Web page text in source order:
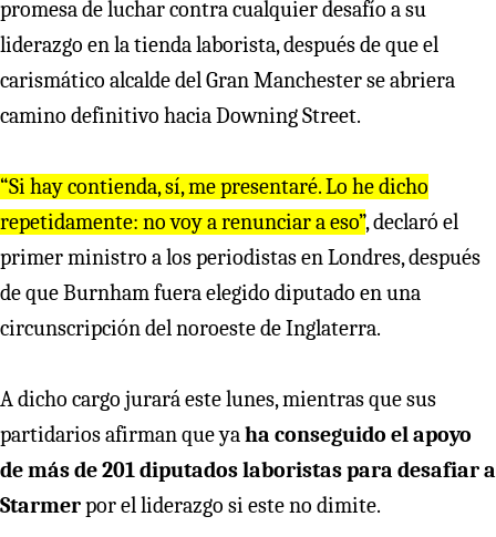
promesa de luchar contra cualquier desafío a su
liderazgo en la tienda laborista, después de que el
carismático alcalde del Gran Manchester se abriera
camino definitivo hacia Downing Street.
“Si hay contienda, sí, me presentaré. Lo he dicho
repetidamente: no voy a renunciar a eso”, declaró el
primer ministro a los periodistas en Londres, después
de que Burnham fuera elegido diputado en una
circunscripción del noroeste de Inglaterra.
A dicho cargo jurará este lunes, mientras que sus
partidarios afirman que ya ha conseguido el apoyo
de más de 201 diputados laboristas para desafiar a
Starmerpor el liderazgo si este no dimite.